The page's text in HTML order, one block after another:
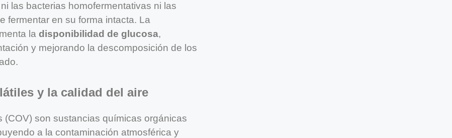
las bacterias homofermentativas ni las
fermentar en su forma intacta. La
la disponibilidad de glucosa,
y mejorando la descomposición de los
y la calidad del aire
son sustancias químicas orgánicas
a la contaminación atmosférica y